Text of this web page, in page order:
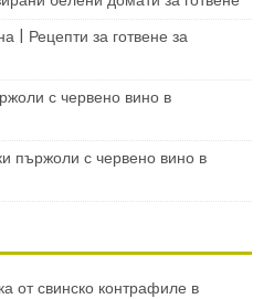
| Рецепти за готвене за
с червено вино в
пържоли с червено вино в
от свинско контрафиле в